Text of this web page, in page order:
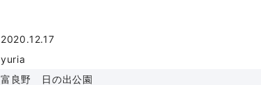
2020.12.17
yuria
富良野 日の出公園